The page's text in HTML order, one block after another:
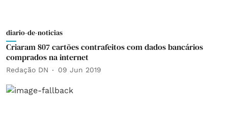
diario-de-noticias
Criaram 807 cartões contrafeitos com dados bancários
comprados na internet
Redação DN 09 Jun 2019